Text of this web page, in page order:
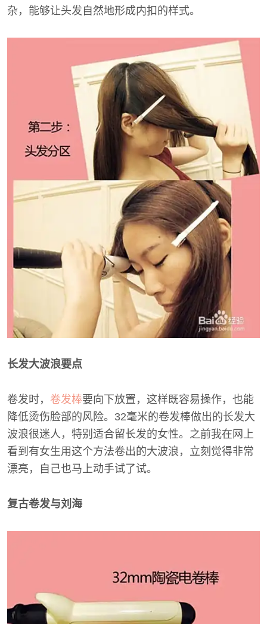
杂，能够让头发自然地形成内扣的样式。
长发大波浪要点
卷发时， 卷发棒要向下放置，这样既容易操作，也能
降低烫伤脸部的风险。32毫米的卷发棒做出的长发大
波浪很迷人，特别适合留长发的女性。之前我在网上
看到有女生用这个方法卷出的大波浪，立刻觉得非常
漂亮，自己也马上动手试了试。
复古卷发与刘海